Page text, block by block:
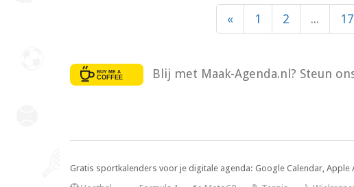
« 1 2 ... 17
Blij met Maak-Agenda.nl? Steun
Gratis sportkalenders voor je digitale agenda: Google Calendar,